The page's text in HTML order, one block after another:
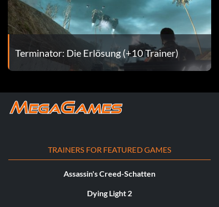
Terminator: Die Erlösung (+10 Trainer)
TRAINERS FOR FEATURED GAMES
Assassin's Creed-Schatten
Dying Light 2